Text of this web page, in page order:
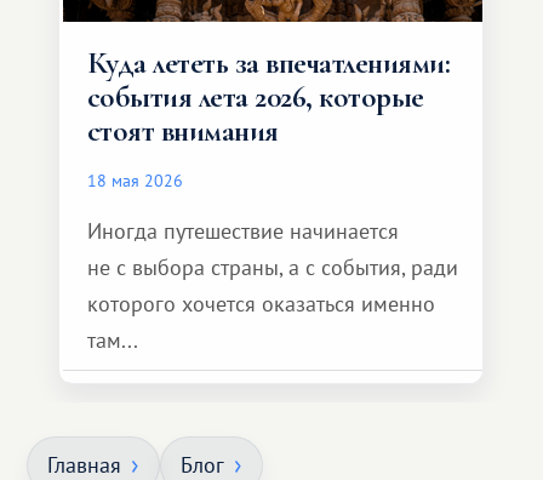
Куда лететь за впечатлениями:
события лета 2026, которые
стоят внимания
18 мая 2026
Иногда путешествие начинается
не с выбора страны, а с события, ради
которого хочется оказаться именно
там...
Главная Блог